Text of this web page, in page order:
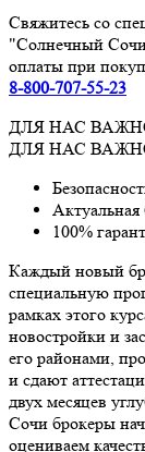
Свяжитесь со
"Солнечный
оплаты при
8-800-707-55-23
ДЛЯ НАС
ДЛЯ НАС
100%
Каждый новый
специальную
рамках этого
новостройки и
его районами,
и сдают
двух месяцев
Сочи брокеры
оцениваем